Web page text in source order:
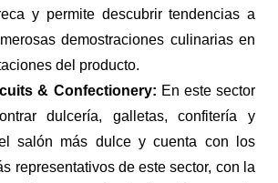
y permite descubrir tendencias a
demostraciones culinarias en
del producto.
& Confectionery: En este sector
dulcería, galletas, confitería y
salón más dulce y cuenta con los
representativos de este sector, con la